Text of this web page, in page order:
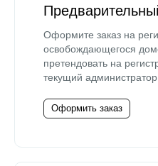
Оформите заказ на
освобождающегося
претендовать на
текущий
Оформить заказ